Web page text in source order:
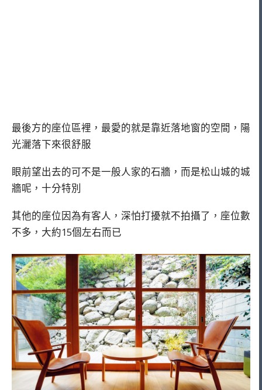
最後方的座位區裡，最愛的就是靠近落地窗的空間，陽
光灑落下來很舒服
眼前望出去的可不是一般人家的石牆，而是松山城的城
牆呢，十分特別
其他的座位因為有客人，深怕打擾就不拍攝了，座位數
不多，大約15個左右而已